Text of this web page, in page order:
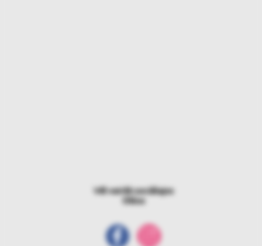
Vēl vairāk sociālajos
tīklos